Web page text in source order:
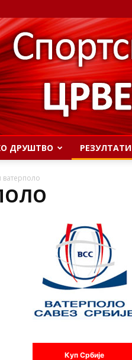
ДРУШТВО РЕЗУЛТАТИ
ватерполо
Куп Србије